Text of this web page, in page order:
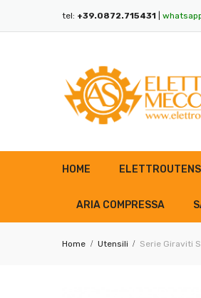
tel: +39.0872.715431
HOME
ARIA COMPRESSA
Home Utensili Serie Giraviti